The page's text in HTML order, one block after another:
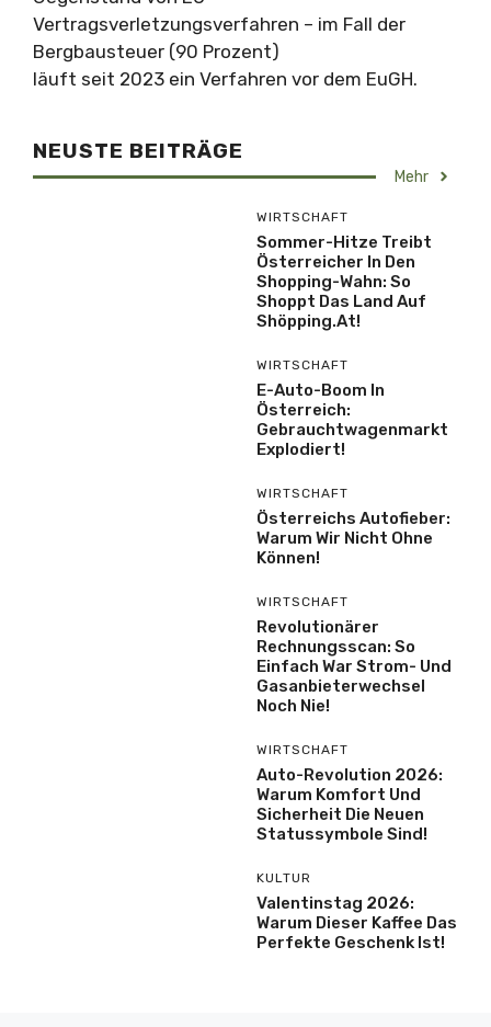
Vertragsverletzungsverfahren – im Fall der
Bergbausteuer (90 Prozent)
läuft seit 2023 ein Verfahren vor dem EuGH.
NEUSTE BEITRÄGE
Mehr
WIRTSCHAFT
Sommer-Hitze Treibt
Österreicher In Den
Shopping-Wahn: So
Shoppt Das Land Auf
Shöpping.at!
WIRTSCHAFT
E-Auto-Boom In
Österreich:
Gebrauchtwagenmarkt
Explodiert!
WIRTSCHAFT
Österreichs Autofieber:
Warum Wir Nicht Ohne
Können!
WIRTSCHAFT
Revolutionärer
Rechnungsscan: So
Einfach War Strom- Und
Gasanbieterwechsel
Noch Nie!
WIRTSCHAFT
Auto-Revolution 2026:
Warum Komfort Und
Sicherheit Die Neuen
Statussymbole Sind!
KULTUR
Valentinstag 2026:
Warum Dieser Kaffee Das
Perfekte Geschenk Ist!